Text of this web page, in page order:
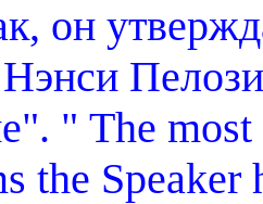
он
" The
the